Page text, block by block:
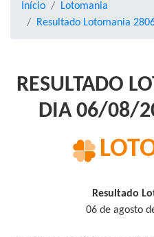
Início
Lotomania
Resultado Lotomania
RESULTADO
DIA 06/08/
Resultado
06 de agosto